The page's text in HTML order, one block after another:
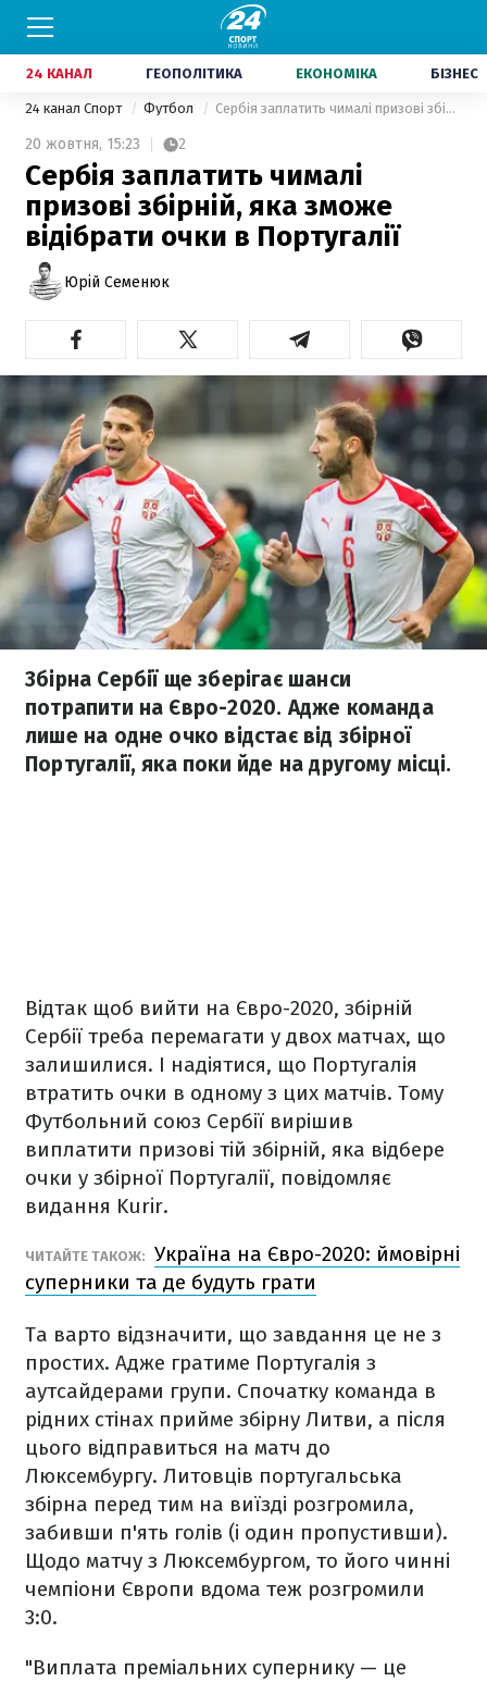
24 КАНАЛ ГЕОПОЛІТИКА ЕКОНОМІКА БІЗНЕС
24 канал Спорт Футбол Сербія заплатить чималі призові збірній, яка зможе відібрати очки в Португалії
20 жовтня, 15:23 2
Сербія заплатить чималі
призові збірній, яка зможе
відібрати очки в Португалії
Юрій Семенюк
Збірна Сербії ще зберігає шанси
потрапити на Євро-2020. Адже команда
лише на одне очко відстає від збірної
Португалії, яка поки йде на другому місці.
Відтак щоб вийти на Євро-2020, збірній
Сербії треба перемагати у двох матчах, що
залишилися. І надіятися, що Португалія
втратить очки в одному з цих матчів. Тому
Футбольний союз Сербії вирішив
виплатити призові тій збірній, яка відбере
очки у збірної Португалії, повідомляє
видання Kurir.
ЧИТАЙТЕ ТАКОЖ: Україна на Євро-2020: ймовірні
суперники та де будуть грати
Та варто відзначити, що завдання це не з
простих. Адже гратиме Португалія з
аутсайдерами групи. Спочатку команда в
рідних стінах прийме збірну Литви, а після
цього відправиться на матч до
Люксембургу. Литовців португальська
збірна перед тим на виїзді розгромила,
забивши п'ять голів (і один пропустивши).
Щодо матчу з Люксембургом, то його чинні
чемпіони Європи вдома теж розгромили
3:0.
"Виплата преміальних супернику — це